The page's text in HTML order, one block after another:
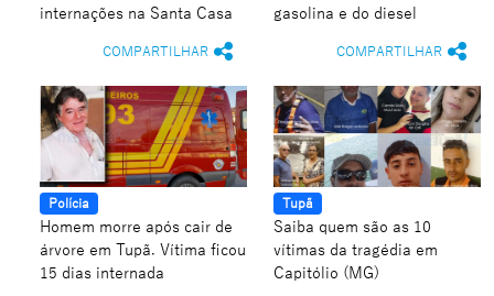
internações na Santa Casa
COMPARTILHAR
gasolina e do diesel
COMPARTILHAR
Polícia
Homem morre após cair de
árvore em Tupã. Vítima ficou
15 dias internada
Tupã
Saiba quem são as 10
vítimas da tragédia em
Capitólio (MG)